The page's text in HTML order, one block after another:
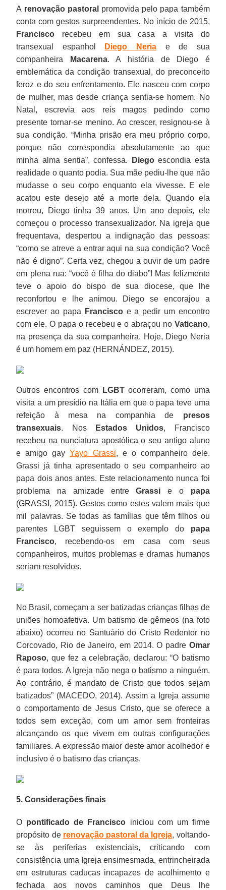
A renovação pastoral promovida pelo papa também
conta com gestos surpreendentes. No início de 2015,
Francisco recebeu em sua casa a visita do
transexual espanhol
Diego Neria e de sua
companheira
Macarena. A história de Diego é
emblemática da condição transexual, do preconceito
feroz e do seu enfrentamento. Ele nasceu com corpo
de mulher, mas desde criança sentia-se homem. No
Natal, escrevia aos reis magos pedindo como
presente tornar-se menino. Ao crescer, resignou-se à
sua condição. “Minha prisão era meu próprio corpo,
porque não correspondia absolutamente ao que
minha alma sentia”, confessa.
Diegoescondia esta
realidade o quanto podia. Sua mãe pediu-lhe que não
mudasse o seu corpo enquanto ela vivesse. E ele
acatou este desejo até a morte dela. Quando ela
morreu, Diego tinha 39 anos. Um ano depois, ele
começou o processo transexualizador. Na igreja que
frequentava, despertou a indignação das pessoas:
“como se atreve a entrar aqui na sua condição? Você
não é digno”. Certa vez, chegou a ouvir de um padre
em plena rua: “você é filha do diabo”! Mas felizmente
teve o apoio do bispo de sua diocese, que lhe
reconfortou e lhe animou. Diego se encorajou a
escrever ao papa
Franciscoe a pedir um encontro
com ele. O papa o recebeu e o abraçou no Vaticano,
na presença da sua companheira. Hoje, Diego Neria
é um homem em paz (HERNÁNDEZ, 2015).
Outros encontros com LGBTocorreram, como uma
visita a um presídio na Itália em que o papa teve uma
refeição à mesa na companhia de presos
transexuais. Nos Estados Unidos, Francisco
recebeu na nunciatura apostólica o seu antigo aluno
e amigo gay Yayo Grassi, e o companheiro dele.
Grassi já tinha apresentado o seu companheiro ao
papa dois anos antes. Este relacionamento nunca foi
problema na amizade entreGrassi e o papa
(GRASSI, 2015). Gestos como estes valem mais que
mil palavras. Se todas as famílias que têm filhos ou
parentes LGBT seguissem o exemplo do papa
Francisco, recebendo-os em casa com seus
companheiros, muitos problemas e dramas humanos
seriam resolvidos.
No Brasil, começam a ser batizadas crianças filhas de
uniões homoafetiva. Um batismo de gêmeos (na foto
abaixo) ocorreu no Santuário do Cristo Redentor no
Corcovado, Rio de Janeiro, em 2014. O padre Omar
Raposo, que fez a celebração, declarou: “O batismo
é para todos. A Igreja não nega o batismo a ninguém.
Ao contrário, é mandato de Cristo que todos sejam
batizados” (MACEDO, 2014). Assim a Igreja assume
o comportamento de Jesus Cristo, que se oferece a
todos sem exceção, com um amor sem fronteiras
alcançando os que vivem em outras configurações
familiares. A expressão maior deste amor acolhedor e
inclusivo é o batismo das crianças.
5. Considerações finais
O pontificado de Francisco iniciou com um firme
propósito de renovação pastoral da Igreja, voltando-
se às periferias existenciais, criticando com
consistência uma Igreja ensimesmada, entrincheirada
em estruturas caducas incapazes de acolhimento e
fechada aos novos caminhos que Deus lhe